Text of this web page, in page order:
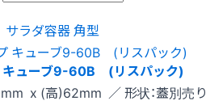
サラダ容器 角型
キューブ9-60B (リスパック)
x (高)62mm ／ 形状：蓋別売り